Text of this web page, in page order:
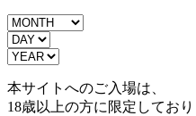
本サイトへのご入場は、
18歳以上の方に限定しており